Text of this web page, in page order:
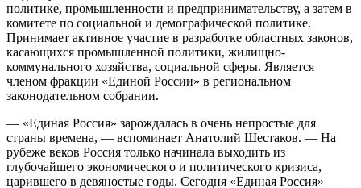
политике, промышленности и предпринимательству, а затем в
комитете по социальной и демографической политике.
Принимает активное участие в разработке областных законов,
касающихся промышленной политики, жилищно-
коммунального хозяйства, социальной сферы. Является
членом фракции «Единой России» в региональном
законодательном собрании.
— «Единая Россия» зарождалась в очень непростые для
страны времена, — вспоминает Анатолий Шестаков. — На
рубеже веков Россия только начинала выходить из
глубочайшего экономического и политического кризиса,
царившего в девяностые годы. Сегодня «Единая Россия»